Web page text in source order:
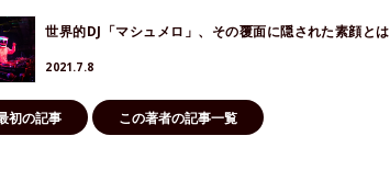
世界的DJ「マシュメロ」、その覆面に隠された素顔と
2021.7.8
初の記事 この著者の記事一覧